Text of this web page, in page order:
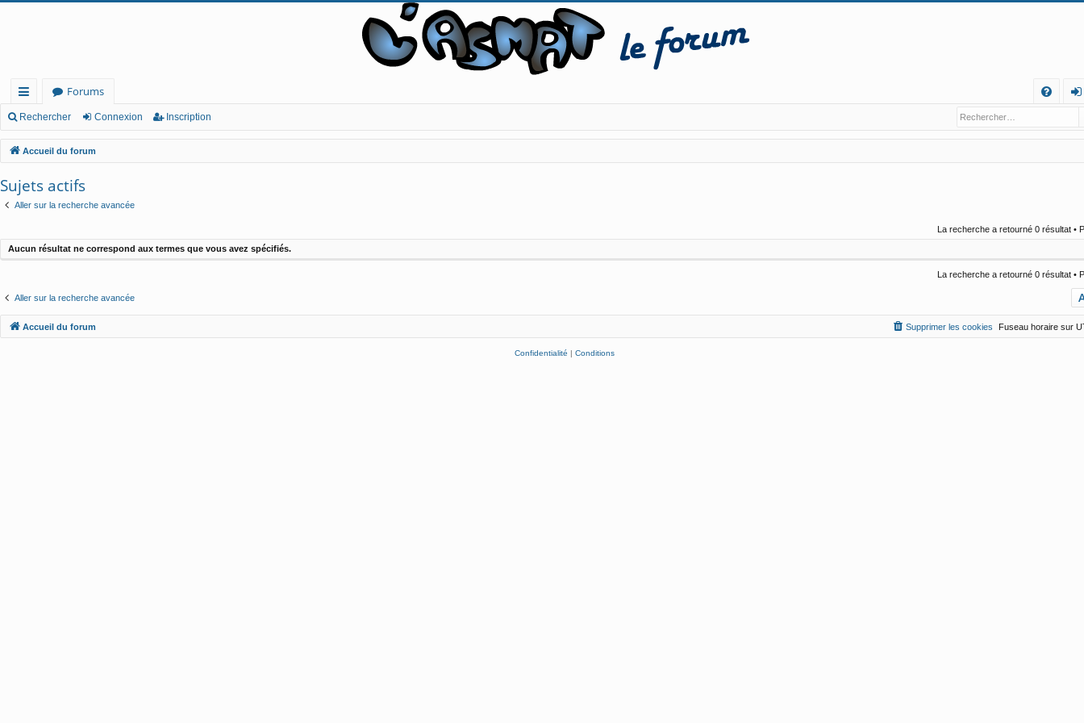
ac
co
ur
cis
Forums
Q
n
ne
n
Rechercher Connexion Inscription
Accueil du forum
Sujets actifs
Aller sur la recherche avancée
La recherche a retourné 0 résultat •
Aucun résultat ne correspond aux termes que vous avez spécifiés.
La recherche a retourné 0 résultat •
Aller sur la recherche avancée
Accueil du forum Fuseau horaire sur
Supprimer les cookies
Confidentialité Conditions